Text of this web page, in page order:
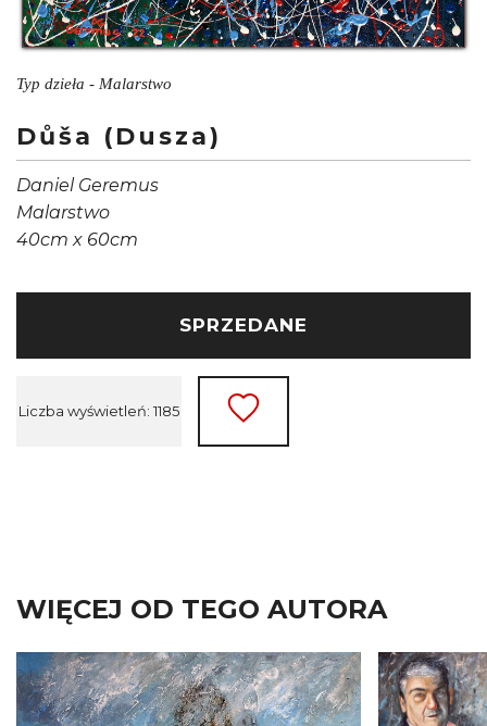
Typ dzieła - Malarstwo
Důša (Dusza)
Daniel Geremus
Malarstwo
40cm x 60cm
SPRZEDANE
Liczba wyświetleń: 1185
WIĘCEJ OD TEGO AUTORA